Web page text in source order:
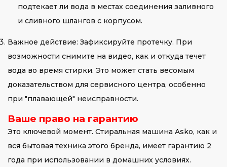
подтекает ли вода в местах соединения заливного
и сливного шлангов с корпусом.
Важное действие: Зафиксируйте протечку. При
возможности снимите на видео, как и откуда течет
вода во время стирки. Это может стать весомым
доказательством для сервисного центра, особенно
при "плавающей" неисправности.
Ваше право на гарантию
Это ключевой момент. Стиральная машина Asko, как и
вся бытовая техника этого бренда, имеет гарантию 2
года при использовании в домашних условиях.